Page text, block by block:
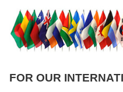
FOR OUR